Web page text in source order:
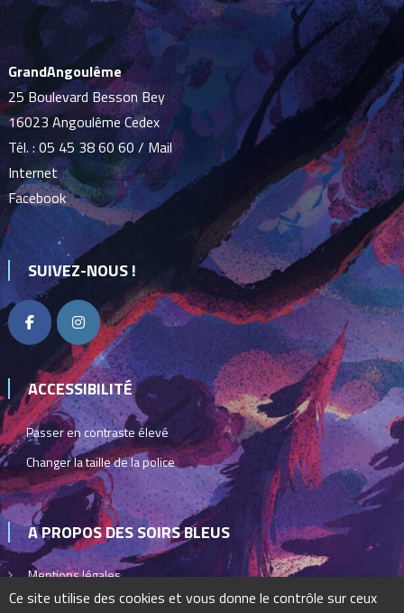
GrandAngoulême
25 Boulevard Besson Bey
16023 Angoulême Cedex
Tél. :05 45 38 60 60/ Mail
Internet
Facebook
SUIVEZ-NOUS !
ACCESSIBILITÉ
Passer en contraste élevé
Changer la taille de la police
A PROPOS DES SOIRS BLEUS
Mentions légales
Ce site utilise des cookies et vous donne le contrôle sur ceux